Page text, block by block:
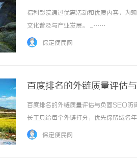
福利影院通过优惠活动和优质内容，为
文化普及与产业发展。 ...……
保定便民网
百度排名的外链质量评估
百度排名的外链质量评估与负面SEO
长工具给每个外链打分，优先保留域名
本站主题一致时权重传递效果倍增，反
保定便民网